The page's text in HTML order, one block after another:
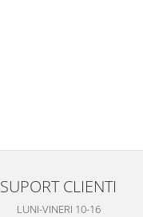
SUPORT CLIENTI
LUNI-VINERI 10-16